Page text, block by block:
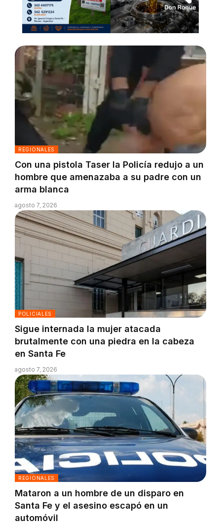
REGIONALES
Con una pistola Taser la Policía redujo a un
hombre que amenazaba a su padre con un
arma blanca
agosto 7, 2026
POLICIALES
Sigue internada la mujer atacada
brutalmente con una piedra en la cabeza
en Santa Fe
agosto 7, 2026
REGIONALES
Mataron a un hombre de un disparo en
Santa Fe y el asesino escapó en un
automóvil